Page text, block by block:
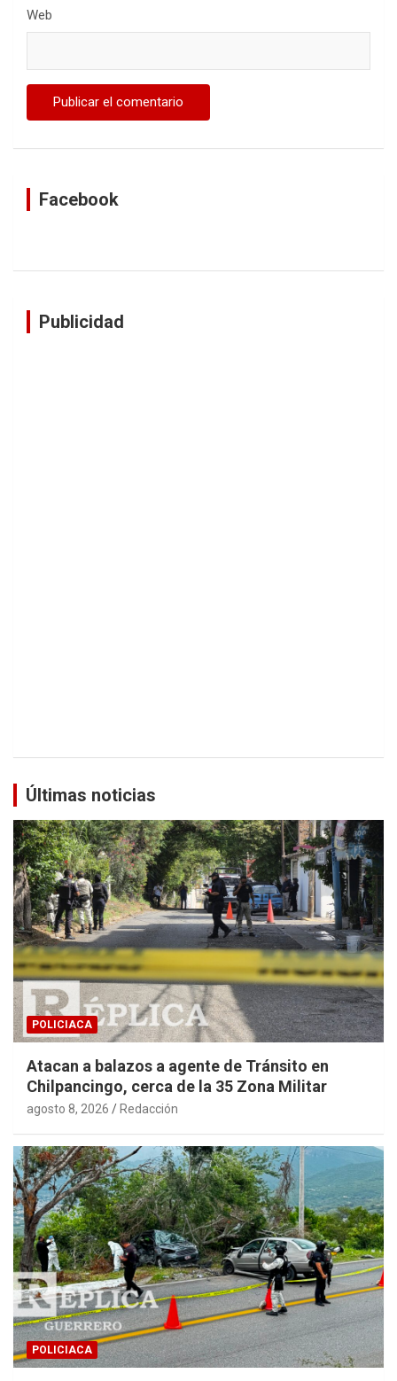
Web
Facebook
Publicidad
Últimas noticias
POLICIACA
Atacan a balazos a agente de Tránsito en
Chilpancingo, cerca de la 35 Zona Militar
agosto 8, 2026 Redacción
POLICIACA